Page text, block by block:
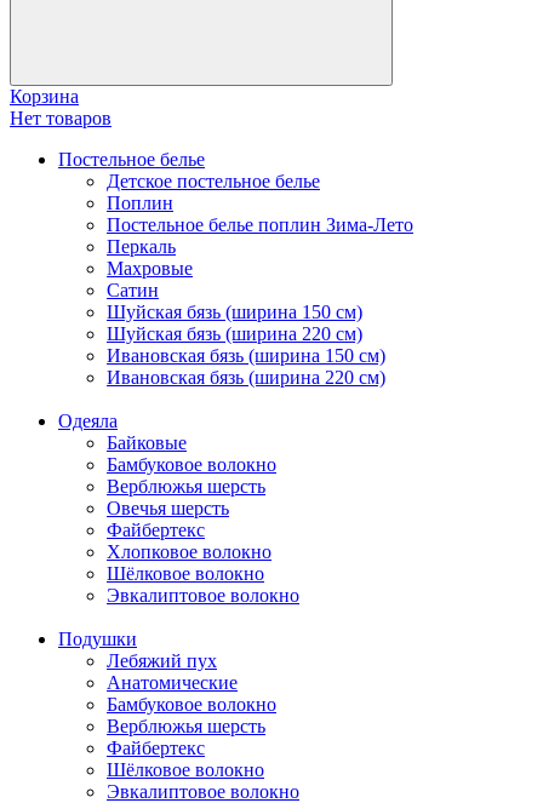
Корзина
Нет товаров
Постельное белье
Детское постельное белье
Поплин
Постельное белье поплин Зима-Лето
Перкаль
Махровые
Сатин
Шуйская бязь (ширина 150 см)
Шуйская бязь (ширина 220 см)
Ивановская бязь (ширина 150 см)
Ивановская бязь (ширина 220 см)
Одеяла
Байковые
Бамбуковое волокно
Верблюжья шерсть
Овечья шерсть
Файбертекс
Хлопковое волокно
Шёлковое волокно
Эвкалиптовое волокно
Подушки
Лебяжий пух
Анатомические
Бамбуковое волокно
Верблюжья шерсть
Файбертекс
Шёлковое волокно
Эвкалиптовое волокно